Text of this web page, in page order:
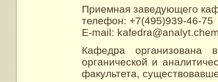
Приемная заведующего
телефон: +7(495)939-46-75
E-mail:
Кафедра
органической и
факультета,